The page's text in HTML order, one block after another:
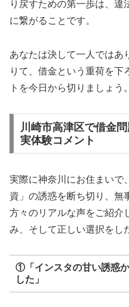
り戻すための第一歩は、違
に繋がることです。
あなたは決して一人ではあ
りて、借金という重荷を下
トを今日から切りましょう。
川崎市高津区で借金
実体験コメント
実際に神奈川にお住まいで
資」の誘惑を断ち切り、無
方々のリアルな声をご紹介
み、そして正しい選択をし
①「インスタの甘い誘惑
した」